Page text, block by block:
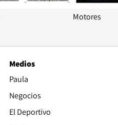
Motores
Medios
Paula
Negocios
El Deportivo